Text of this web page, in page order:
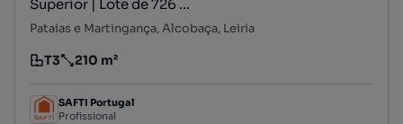
Superior | Lote de 726 ...
Pataias e Martingança, Alcobaça, Leiria
Tipologia
T3
Preço por metro quadrado
210 m²
SAFTI Portugal
Profissional